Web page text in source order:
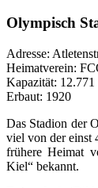
Olympisch
Adresse:
Heimatverein:
Kapazität: 12.771
Erbaut: 1920
Das Stadion der
viel von der einst
frühere Heimat
Kiel“ bekannt.